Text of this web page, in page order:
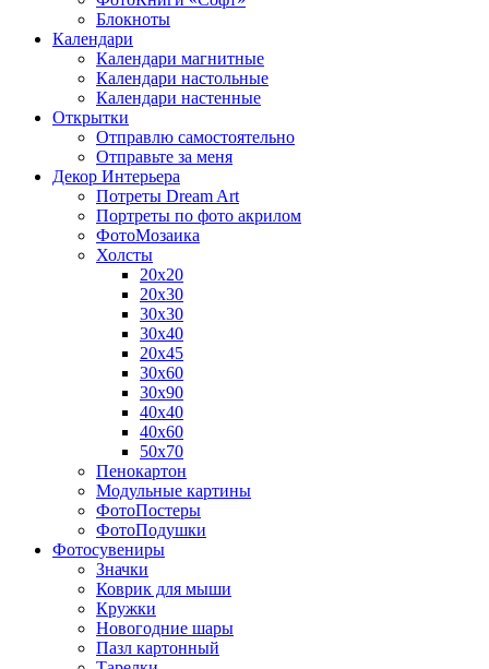
Блокноты
Календари
Календари магнитные
Календари настольные
Календари настенные
Открытки
Отправлю самостоятельно
Отправьте за меня
Декор Интерьера
Потреты Dream Art
Портреты по фото акрилом
ФотоМозаика
Холсты
20х20
20х30
30х30
30х40
20х45
30х60
30х90
40х40
40х60
50х70
Пенокартон
Модульные картины
ФотоПостеры
ФотоПодушки
Фотоcувениры
Значки
Коврик для мыши
Кружки
Новогодние шары
Пазл картонный